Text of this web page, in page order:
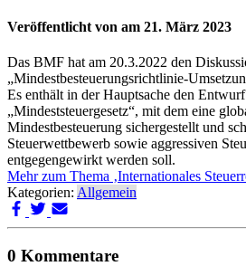
Veröffentlicht von am 21. März 2023
Das BMF hat am 20.3.2022 den
„Mindestbesteuerungsrichtlinie-
Es enthält in der Hauptsache den
„Mindeststeuergesetz“, mit dem eine
Mindestbesteuerung sichergestellt und
Steuerwettbewerb sowie aggressiven
entgegengewirkt werden soll.
Mehr zum Thema ‚Internationales
Kategorien: Allgemein
0 Kommentare